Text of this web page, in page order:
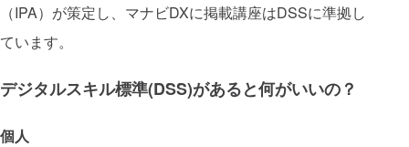
（IPA）が策定し、マナビDXに掲載講座はDSSに準拠し
ています。
デジタルスキル標準(DSS)があると何がいいの？
個人